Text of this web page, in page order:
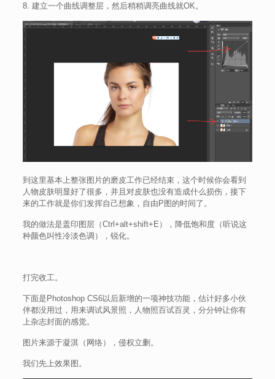
8. 建立一个曲线调整层，然后稍稍调亮曲线就OK。
到这里基本上整张图片的磨皮工作已经结束，这个时候你会看到
人物皮肤明显好了很多，并且对皮肤也没有造成什么损伤，接下
来的工作就是你们发挥自己想象，自由P图的时间了。
我的做法是盖印图层（Ctrl+alt+shift+E），降低饱和度（听说这
种颜色叫性冷淡色调），锐化。
打完收工。
下面是Photoshop CS6以后新增的一项神技功能，估计好多小伙
伴都没用过，用来调试风景照，人物照百试百灵，分分钟让你有
上杂志封面的感觉。
图片来源于凝淇（网络），侵权立删。
我们先上效果图。